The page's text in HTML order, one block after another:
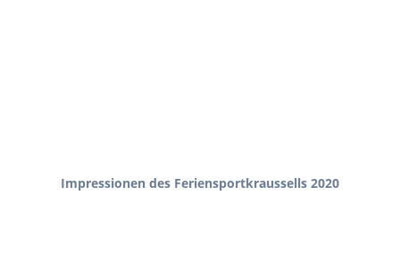
Impressionen des Feriensportkraussells 2020